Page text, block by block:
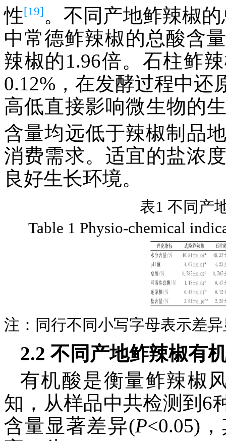
性[19] 。不同产地鲊辣椒
中常德鲊辣椒的总酸含
辣椒的1.96倍。石柱鲊
0.12%，在发酵过程中还
高低直接影响微生物的
含量均远低于辣椒制品
消费需求。适宜的盐浓
良好生长环境。
表1 不同产
Table 1 Physio-chemical
注：同行不同小写字母表示差
2.2 不同产地鲊辣椒有
有机酸是衡量鲊辣椒
知，从样品中共检测到6
含量显著差异(P<0.05)